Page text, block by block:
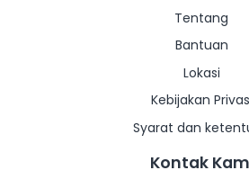
Tentang
Bantuan
Lokasi
Kebijakan
Syarat dan
Kontak